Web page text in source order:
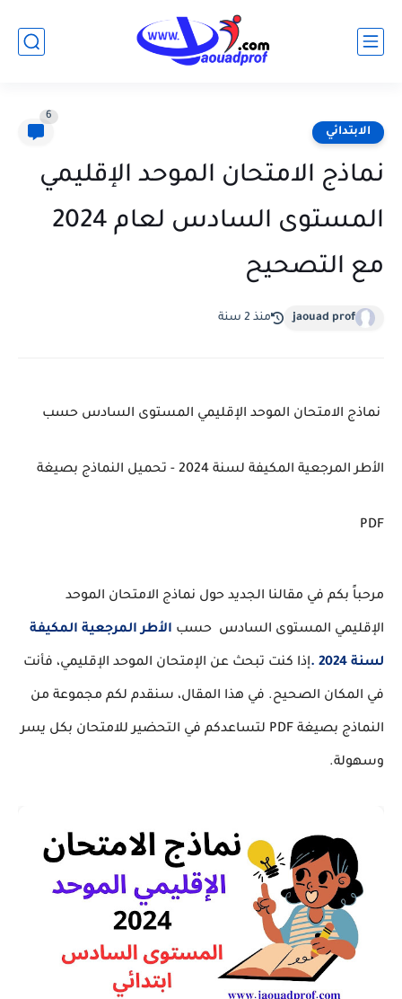
الابتدائي
6
نماذج الامتحان الموحد الإقليمي
المستوى السادس لعام 2024
مع التصحيح
jaouad prof منذ 2 سنة
نماذج الامتحان الموحد الإقليمي المستوى السادس حسب
الأطر المرجعية المكيفة لسنة 2024 - تحميل النماذج بصيغة
PDF
مرحباً بكم في مقالنا الجديد حول نماذج الامتحان الموحد
الإقليمي المستوى السادس حسب الأطر المرجعية المكيفة
لسنة 2024 . إذا كنت تبحث عن الإمتحان الموحد الإقليمي، فأنت
في المكان الصحيح. في هذا المقال، سنقدم لكم مجموعة من
النماذج بصيغة PDF لتساعدكم في التحضير للامتحان بكل يسر
وسهولة.